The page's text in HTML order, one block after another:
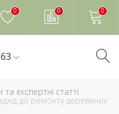
0 0 0
та експертні статті
до ремонту деревяних